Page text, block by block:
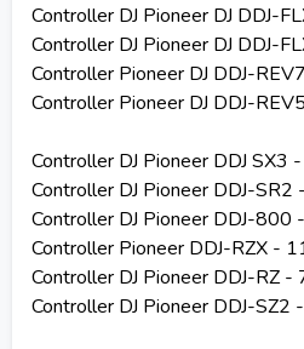
Controller DJ Pioneer DJ DDJ-
Controller DJ Pioneer DJ DDJ-
Controller Pioneer DJ DDJ-
Controller Pioneer DJ DDJ-
Controller DJ Pioneer DDJ SX3
Controller DJ Pioneer DDJ-SR2
Controller DJ Pioneer DDJ-800
Controller Pioneer DDJ-RZX -
Controller DJ Pioneer DDJ-RZ -
Controller DJ Pioneer DDJ-SZ2